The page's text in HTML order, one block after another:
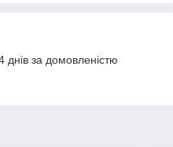
за домовленістю